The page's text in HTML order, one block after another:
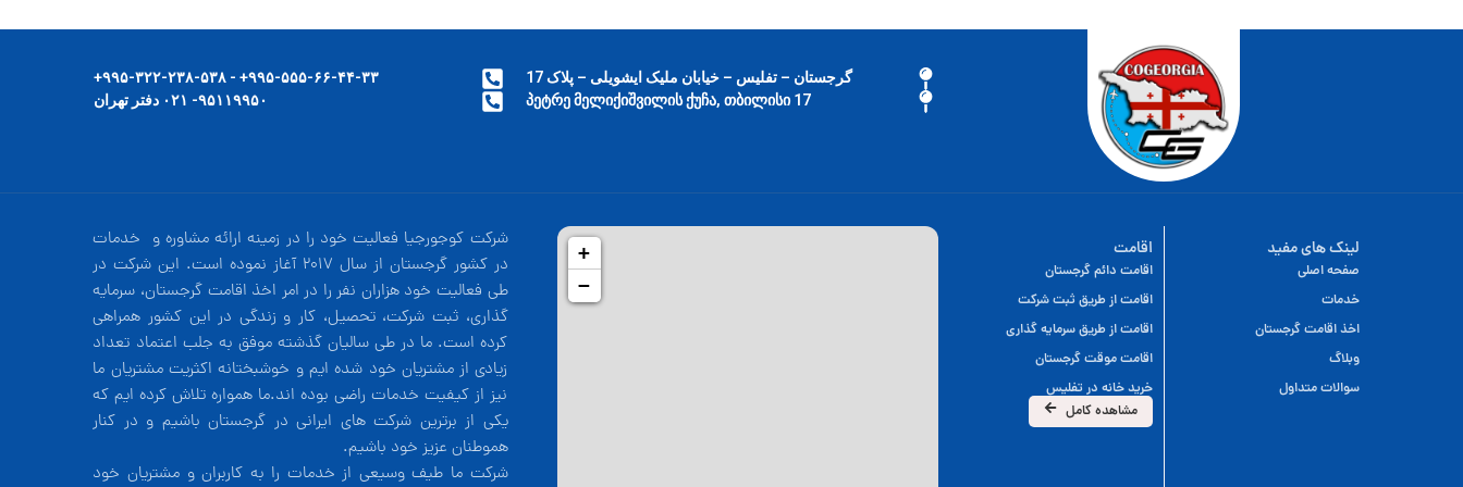
۹۹۵-۵۵۵-۶۶-۴۴-۳۳+ - ۹۹۵-۳۲۲-۲۳۸-۵۳۸+
۹۵۱۱۹۹۵۰- ۰۲۱ دفتر تهران
گرجستان – تفلیس – خیابان ملیک ایشویلی – پلاک 17
17 პეტრე მელიქიშვილის ქუჩა, თბილისი
شرکت کوجورجیا فعالیت خود را در زمینه ارائه مشاوره و خدمات
در کشور گرجستان از سال 2017 آغاز نموده است. این شرکت در
طی فعالیت خود هزاران نفر را در امر اخذ اقامت گرجستان، سرمایه
گذاری، ثبت شرکت، تحصیل، کار و زندگی در این کشور همراهی
کرده است. ما در طی سالیان گذشته موفق به جلب اعتماد تعداد
زیادی از مشتریان خود شده ایم و خوشبختانه اکثریت مشتریان ما
نیز از کیفیت خدمات راضی بوده اند.ما همواره تلاش کرده ایم که
یکی از برترین شرکت های ایرانی در گرجستان باشیم و در کنار
هموطنان عزیز خود باشیم.
شرکت ما طیف وسیعی از خدمات را به کاربران و مشتریان خود
+
−
اقامت
اقامت دائم گرجستان
اقامت از طریق ثبت شرکت
اقامت از طریق سرمایه گذاری
اقامت موقت گرجستان
خرید خانه در تفلیس
مشاهده کامل
لینک های مفید
صفحه اصلی
خدمات
اخذ اقامت گرجستان
وبلاگ
سوالات متداول